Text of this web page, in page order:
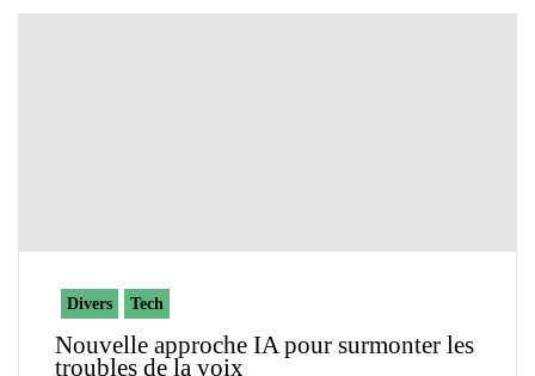
Divers Tech
Nouvelle approche IA pour surmonter les
troubles de la voix